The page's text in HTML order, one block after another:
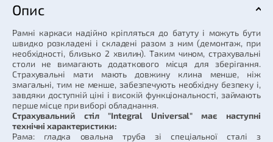
Опис
Рамні каркаси надійно кріпляться до батуту і можуть бути
швидко розкладені і складені разом з ним (демонтаж, при
необхідності, близько 2 хвилин). Таким чином, страхувальні
столи не вимагають додаткового місця для зберігання.
Страхувальні мати мають довжину клина менше, ніж
змагальні, тим не менше, забезпечують необхідну безпеку і,
завдяки доступній ціні і високій функціональності, займають
перше місце при виборі обладнання.
Страхувальний стіл "Integral Universal" має наступні
технічні характеристики:
Рама: гладка овальна труба зі спеціальної сталі з